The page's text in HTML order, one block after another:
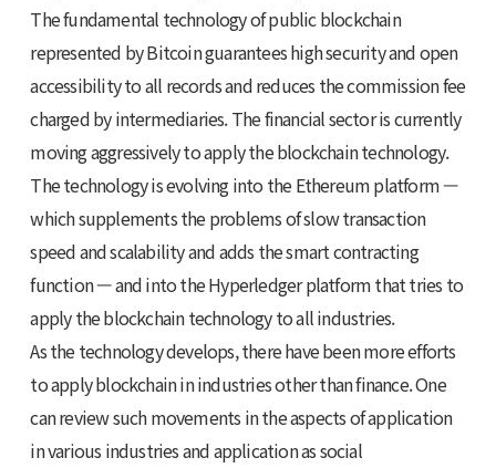
The fundamental technology of public blockchain
represented by Bitcoin guarantees high security and open
accessibility to all records and reduces the commission fee
charged by intermediaries. The financial sector is currently
moving aggressively to apply the blockchain technology.
The technology is evolving into the Ethereum platform —
which supplements the problems of slow transaction
speed and scalability and adds the smart contracting
function — and into the Hyperledger platform that tries to
apply the blockchain technology to all industries.
As the technology develops, there have been more efforts
to apply blockchain in industries other than finance. One
can review such movements in the aspects of application
in various industries and application as social